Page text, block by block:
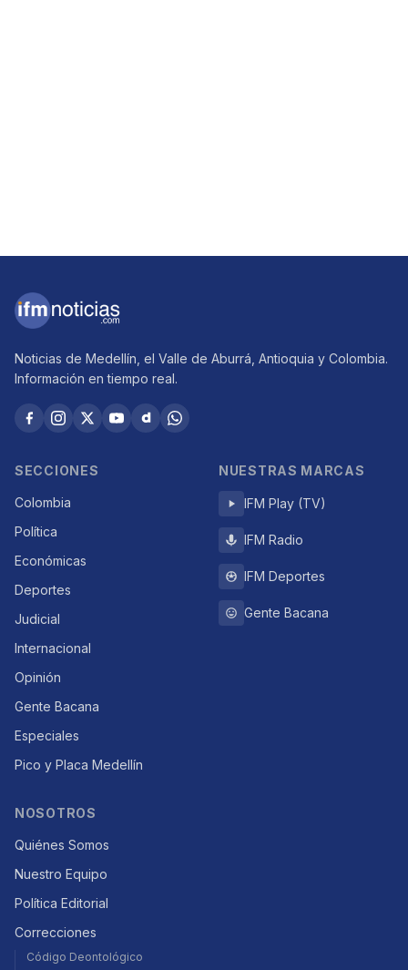
Noticias de Medellín, el Valle de Aburrá, Antioquia y Colombia.
Información en tiempo real.
SECCIONES
Colombia
Política
Económicas
Deportes
Judicial
Internacional
Opinión
Gente Bacana
Especiales
Pico y Placa Medellín
NUESTRAS MARCAS
IFM Play (TV)
IFM Radio
IFM Deportes
Gente Bacana
NOSOTROS
Quiénes Somos
Nuestro Equipo
Política Editorial
Correcciones
Código Deontológico